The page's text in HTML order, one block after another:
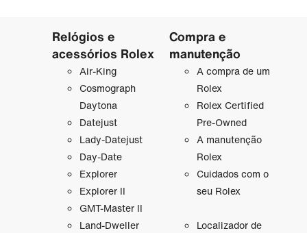
Relógios e
acessórios Rolex
Air-King
Cosmograph
Daytona
Datejust
Lady-Datejust
Day-Date
Explorer
Explorer II
GMT-Master II
Land-Dweller
Compra e
manutenção
A compra de um
Rolex
Rolex Certified
Pre-Owned
A manutenção
Rolex
Cuidados com o
seu Rolex
Localizador de